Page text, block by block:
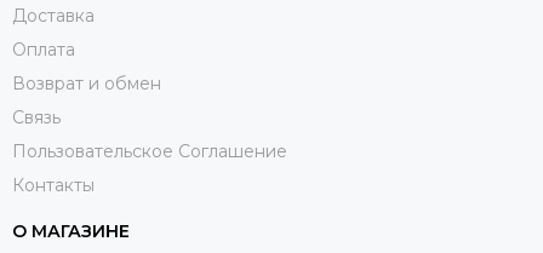
Доставка
Оплата
Возврат и обмен
Связь
Пользовательское Соглашение
Контакты
О МАГАЗИНЕ